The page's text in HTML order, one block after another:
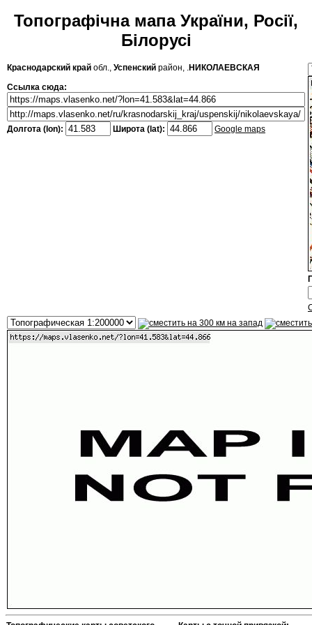
Топографічна мапа України, Росії,
Білорусі
Краснодарский край обл., Успенский район, .НИКОЛАЕВСКАЯ
Ссылка сюда:
Долгота (lon): Широта (lat): Google maps